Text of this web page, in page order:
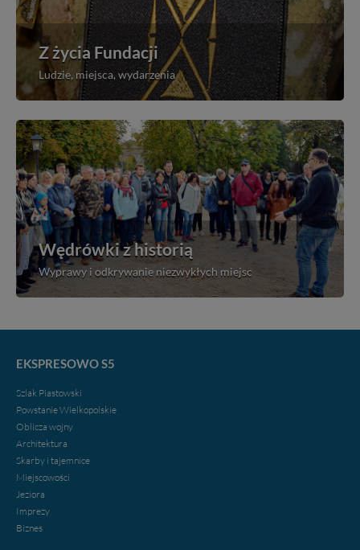
Z życia Fundacji
Ludzie, miejsca, wydarzenia
Wędrówki z historią
Wyprawy i odkrywanie niezwykłych miejsc
EKSPRESOWO S5
Szlak Piastowski
Powstanie Wielkopolskie
Oblicza wojny
Architektura
Skarby i tajemnice
Miejscowości
Jeziora
Imprezy
Biznes